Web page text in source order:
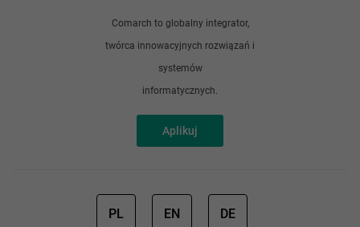
Comarch to globalny integrator,
twórca innowacyjnych rozwiązań i
systemów
informatycznych.
Aplikuj
Doświadczeni programiści
PL EN DE